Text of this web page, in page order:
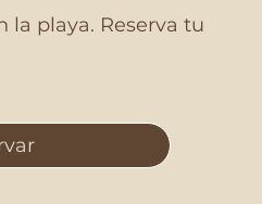
la playa. Reserva tu